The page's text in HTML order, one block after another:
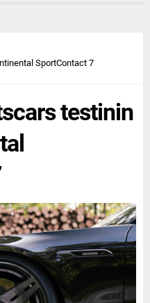
SportContact 7
testinin